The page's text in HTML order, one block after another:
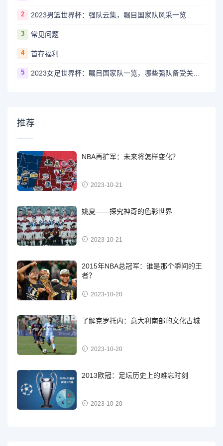
2 2023男篮世界杯：强队云集，瞩目国家队风采一览
3 常见问题
4 首存福利
5 2023女足世界杯：瞩目国家队一览，哪些强队备受关注？
推荐
NBA再扩军：未来将怎样变化？
2023-10-21
姚夏——探究神奇的色彩世界
2023-10-21
2015年NBA总冠军：谁是那个瞬间的王
者？
2023-10-20
了解克罗托内：意大利南部的文化古城
2023-10-20
2013欧冠：足坛历史上的难忘时刻
2023-10-20